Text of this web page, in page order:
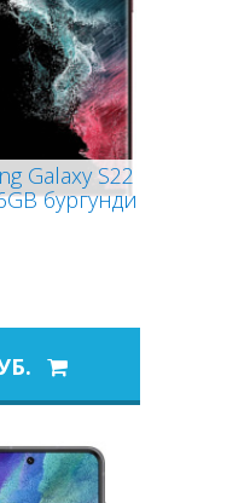
Galaxy S22
бургунди